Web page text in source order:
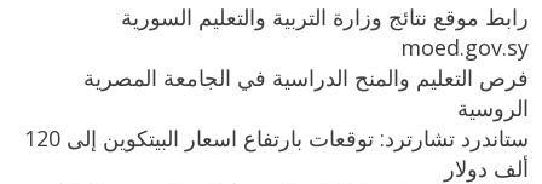
رابط موقع نتائج وزارة التربية والتعليم السورية
moed.gov.sy
فرص التعليم والمنح الدراسية في الجامعة المصرية
الروسية
ستاندرد تشارترد: توقعات بارتفاع اسعار البيتكوين إلى 120
ألف دولار